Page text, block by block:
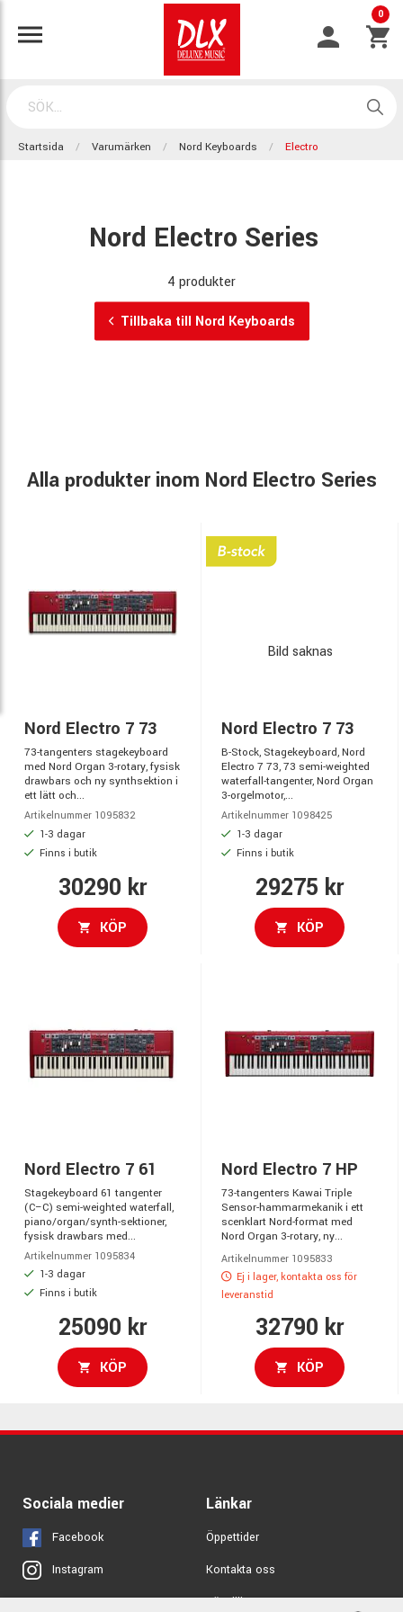
0
Startsida Varumärken Nord Keyboards Electro
Nord Electro Series
4 produkter
Tillbaka till Nord Keyboards
Alla produkter inom Nord Electro Series
Nord Electro 7 73
73-tangenters stagekeyboard
med Nord Organ 3-rotary, fysisk
drawbars och ny synthsektion i
ett lätt och...
Artikelnummer 1095832
1-3 dagar
Finns i butik
30290 kr
KÖP
Bild saknas
Nord Electro 7 73
B-Stock, Stagekeyboard, Nord
Electro 7 73, 73 semi-weighted
waterfall-tangenter, Nord Organ
3-orgelmotor,...
Artikelnummer 1098425
1-3 dagar
Finns i butik
29275 kr
KÖP
Nord Electro 7 61
Stagekeyboard 61 tangenter
(C–C) semi-weighted waterfall,
piano/organ/synth-sektioner,
fysisk drawbars med...
Artikelnummer 1095834
1-3 dagar
Finns i butik
25090 kr
KÖP
Nord Electro 7 HP
73-tangenters Kawai Triple
Sensor-hammarmekanik i ett
scenklart Nord-format med
Nord Organ 3-rotary, ny...
Artikelnummer 1095833
Ej i lager, kontakta oss för
leveranstid
32790 kr
KÖP
Sociala medier
Facebook
Instagram
X
Länkar
Öppettider
Kontakta oss
Köpvillkor